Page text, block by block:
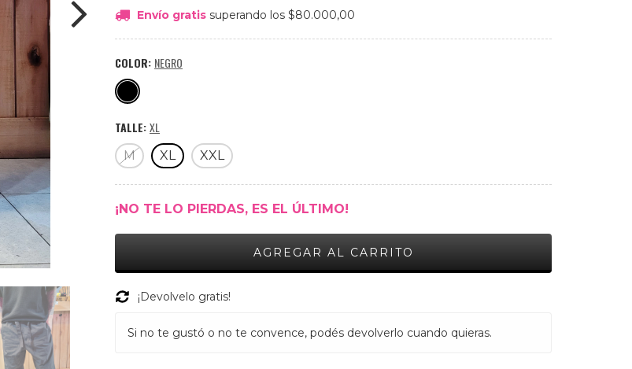
Envío gratis superando los $80.000,00
COLOR: NEGRO
TALLE:XL
M XL XXL
¡NO TE LO PIERDAS, ES EL ÚLTIMO!
¡Devolvelo gratis!
Si no te gustó o no te convence, podés devolverlo cuando quieras.